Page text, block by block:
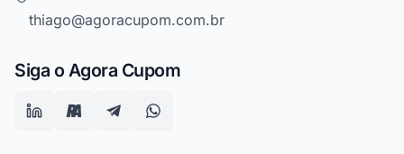
thiago@agoracupom.com.br
Siga o Agora Cupom